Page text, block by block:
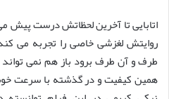
اتابایی تا آخرین لحظاتش درست پیش
روایتش لغزشی خاصی را تجربه می
طرف و آن طرف برود باز هم نمی
همین کیفیت و در گذشته با سرعت